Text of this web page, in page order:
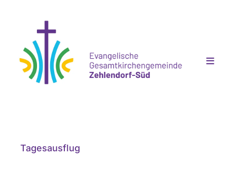
Tagesausflug